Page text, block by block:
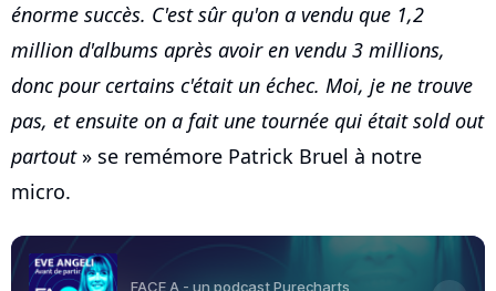
énorme succès. C'est sûr qu'on a vendu que 1,2
million d'albums après avoir en vendu 3 millions,
donc pour certains c'était un échec. Moi, je ne trouve
pas, et ensuite on a fait une tournée qui était sold out
partout» se remémore Patrick Bruel à notre
micro.